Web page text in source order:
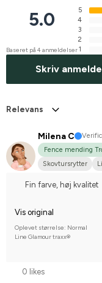
5.0
Baseret på 4 anmeldelser
5
4
3
2
1
Skriv
Relevans
Milena C
Fence mending
Skovtursrytter
Fin farve, høj kvalitet
Vis original
Oplevet størrelse: Normal
Line Glamour traxx®
0 likes